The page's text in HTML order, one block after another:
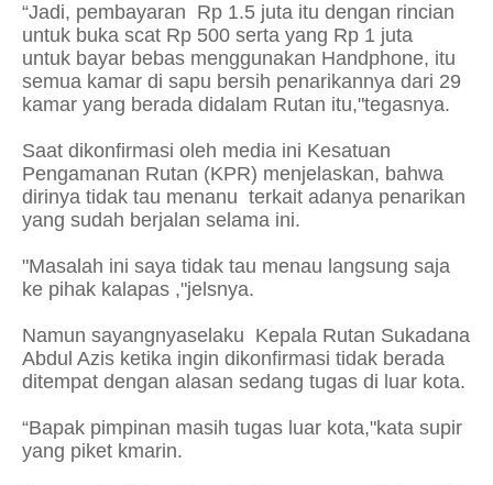
“Jadi, pembayaran Rp 1.5 juta itu dengan rincian
untuk buka scat Rp 500 serta yang Rp 1 juta
untuk bayar bebas menggunakan Handphone, itu
semua kamar di sapu bersih penarikannya dari 29
kamar yang berada didalam Rutan itu,"tegasnya.
Saat dikonfirmasi oleh media ini Kesatuan
Pengamanan Rutan (KPR) menjelaskan, bahwa
dirinya tidak tau menanu terkait adanya penarikan
yang sudah berjalan selama ini.
"Masalah ini saya tidak tau menau langsung saja
ke pihak kalapas ,"jelsnya.
Namun sayangnyaselaku Kepala Rutan Sukadana
Abdul Azis ketika ingin dikonfirmasi tidak berada
ditempat dengan alasan sedang tugas di luar kota.
“Bapak pimpinan masih tugas luar kota,"kata supir
yang piket kmarin.